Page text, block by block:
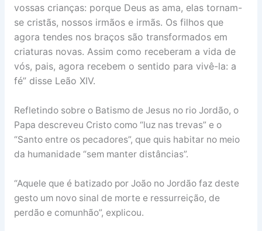
vossas crianças: porque Deus as ama, elas tornam-
se cristãs, nossos irmãos e irmãs. Os filhos que
agora tendes nos braços são transformados em
criaturas novas. Assim como receberam a vida de
vós, pais, agora recebem o sentido para vivê-la: a
fé” disse Leão XIV.
Refletindo sobre o Batismo de Jesus no rio Jordão, o
Papa descreveu Cristo como “luz nas trevas” e o
“Santo entre os pecadores”, que quis habitar no meio
da humanidade “sem manter distâncias”.
“Aquele que é batizado por João no Jordão faz deste
gesto um novo sinal de morte e ressurreição, de
perdão e comunhão”, explicou.